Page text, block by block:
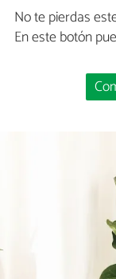
No te pierdas
En este botón